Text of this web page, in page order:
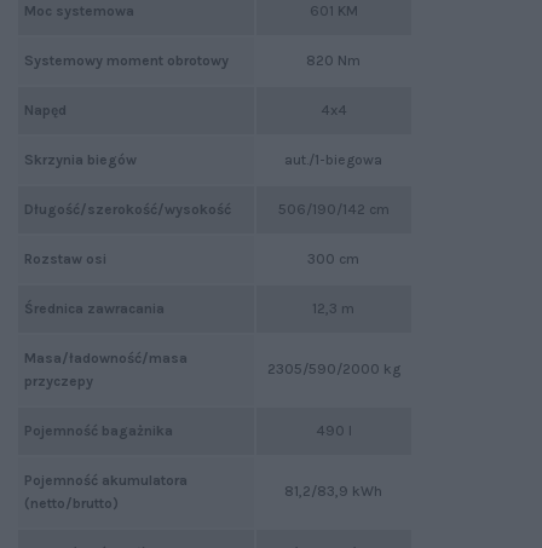
601 KM
820 Nm
4x4
aut./1-biegowa
506/190/142 cm
300 cm
12,3 m
2305/590/2000 kg
490 l
81,2/83,9 kWh
Moc systemowa
Systemowy moment obrotowy
Napęd
Skrzynia biegów
Długość/szerokość/wysokość
Rozstaw osi
Średnica zawracania
Masa/ładowność/masa
przyczepy
Pojemność bagażnika
Pojemność akumulatora
(netto/brutto)